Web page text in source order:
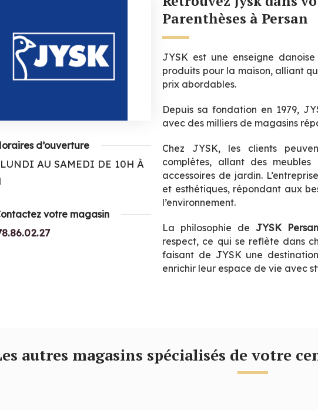
d’ouverture
AU SAMEDI DE 10H À
votre magasin
Parenthèses à Persan
JYSK est une enseigne
produits pour la maison, alliant
prix abordables.
Depuis sa fondation en 1979,
avec des milliers de magasins
Chez JYSK, les clients
complètes, allant des
accessoires de jardin.
et esthétiques, répondant aux
l’environnement.
La philosophie de JYSK Persan
respect, ce qui se reflète dans
faisant de JYSK une
enrichir leur espace de vie avec
Les autres magasins spécialisés de votre